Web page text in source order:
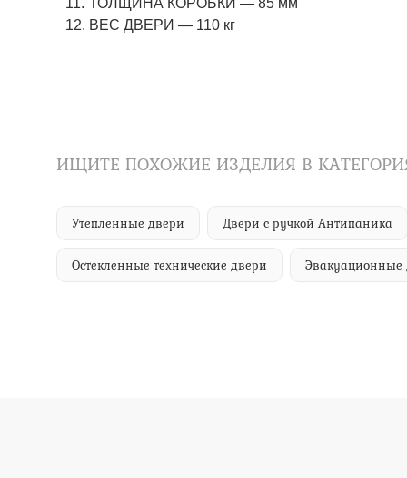
ТОЛЩИНА КОРОБКИ — 85 мм
ВЕС ДВЕРИ — 110 кг
ИЩИТЕ ПОХОЖИЕ ИЗДЕЛИЯ В
Утепленные двери Двери с ручкой Антипаника
Остекленные технические двери